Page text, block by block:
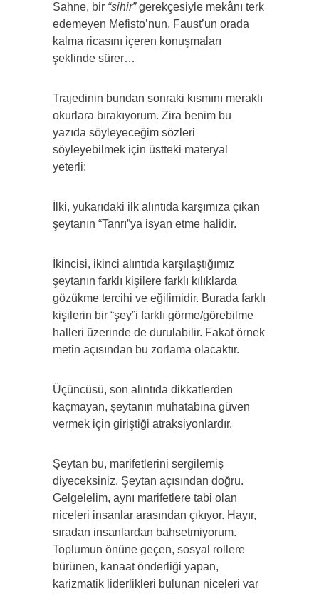
Sahne, bir “sihir”gerekçesiyle mekânı terk
edemeyen Mefisto’nun, Faust’un orada
kalma ricasını içeren konuşmaları
şeklinde sürer…
Trajedinin bundan sonraki kısmını meraklı
okurlara bırakıyorum. Zira benim bu
yazıda söyleyeceğim sözleri
söyleyebilmek için üstteki materyal
yeterli:
İlki, yukarıdaki ilk alıntıda karşımıza çıkan
şeytanın “Tanrı”ya isyan etme halidir.
İkincisi, ikinci alıntıda karşılaştığımız
şeytanın farklı kişilere farklı kılıklarda
gözükme tercihi ve eğilimidir. Burada farklı
kişilerin bir “şey”i farklı görme/görebilme
halleri üzerinde de durulabilir. Fakat örnek
metin açısından bu zorlama olacaktır.
Üçüncüsü, son alıntıda dikkatlerden
kaçmayan, şeytanın muhatabına güven
vermek için giriştiği atraksiyonlardır.
Şeytan bu, marifetlerini sergilemiş
diyeceksiniz. Şeytan açısından doğru.
Gelgelelim, aynı marifetlere tabi olan
niceleri insanlar arasından çıkıyor. Hayır,
sıradan insanlardan bahsetmiyorum.
Toplumun önüne geçen, sosyal rollere
bürünen, kanaat önderliği yapan,
karizmatik liderlikleri bulunan niceleri var